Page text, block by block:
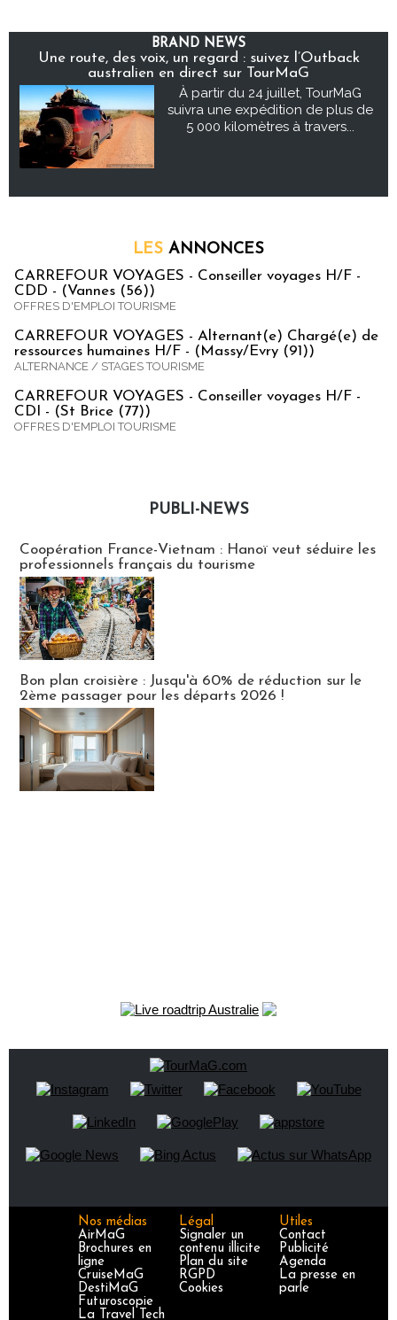
BRAND NEWS
Une route, des voix, un regard : suivez l’Outback
australien en direct sur TourMaG
À partir du 24 juillet, TourMaG
suivra une expédition de plus de
5 000 kilomètres à travers...
LES ANNONCES
CARREFOUR VOYAGES - Conseiller voyages H/F -
CDD - (Vannes (56))
OFFRES D'EMPLOI TOURISME
CARREFOUR VOYAGES - Alternant(e) Chargé(e) de
ressources humaines H/F - (Massy/Evry (91))
ALTERNANCE / STAGES TOURISME
CARREFOUR VOYAGES - Conseiller voyages H/F -
CDI - (St Brice (77))
OFFRES D'EMPLOI TOURISME
PUBLI-NEWS
Coopération France-Vietnam : Hanoï veut séduire les
professionnels français du tourisme
Bon plan croisière : Jusqu'à 60% de réduction sur le
2ème passager pour les départs 2026 !
Nos médias
AirMaG
Brochures en
ligne
CruiseMaG
DestiMaG
Futuroscopie
La Travel Tech
Légal
Signaler un
contenu illicite
Plan du site
RGPD
Cookies
Utiles
Contact
Publicité
Agenda
La presse en
parle